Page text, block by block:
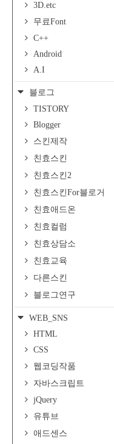
3D.etc
무료Font
C++
Android
A.I
블로그
TISTORY
Blogger
스킨제작
친효스킨
친효스킨2
친효스킨For블로거
친효애드온
친효컬럼
친효상담소
친효교육
다른스킨
블로그연구
WEB_SNS
HTML
CSS
웹코딩작품
자바스크립트
jQuery
유튜브
애드센스